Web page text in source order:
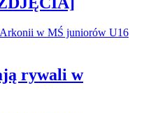
rywali w